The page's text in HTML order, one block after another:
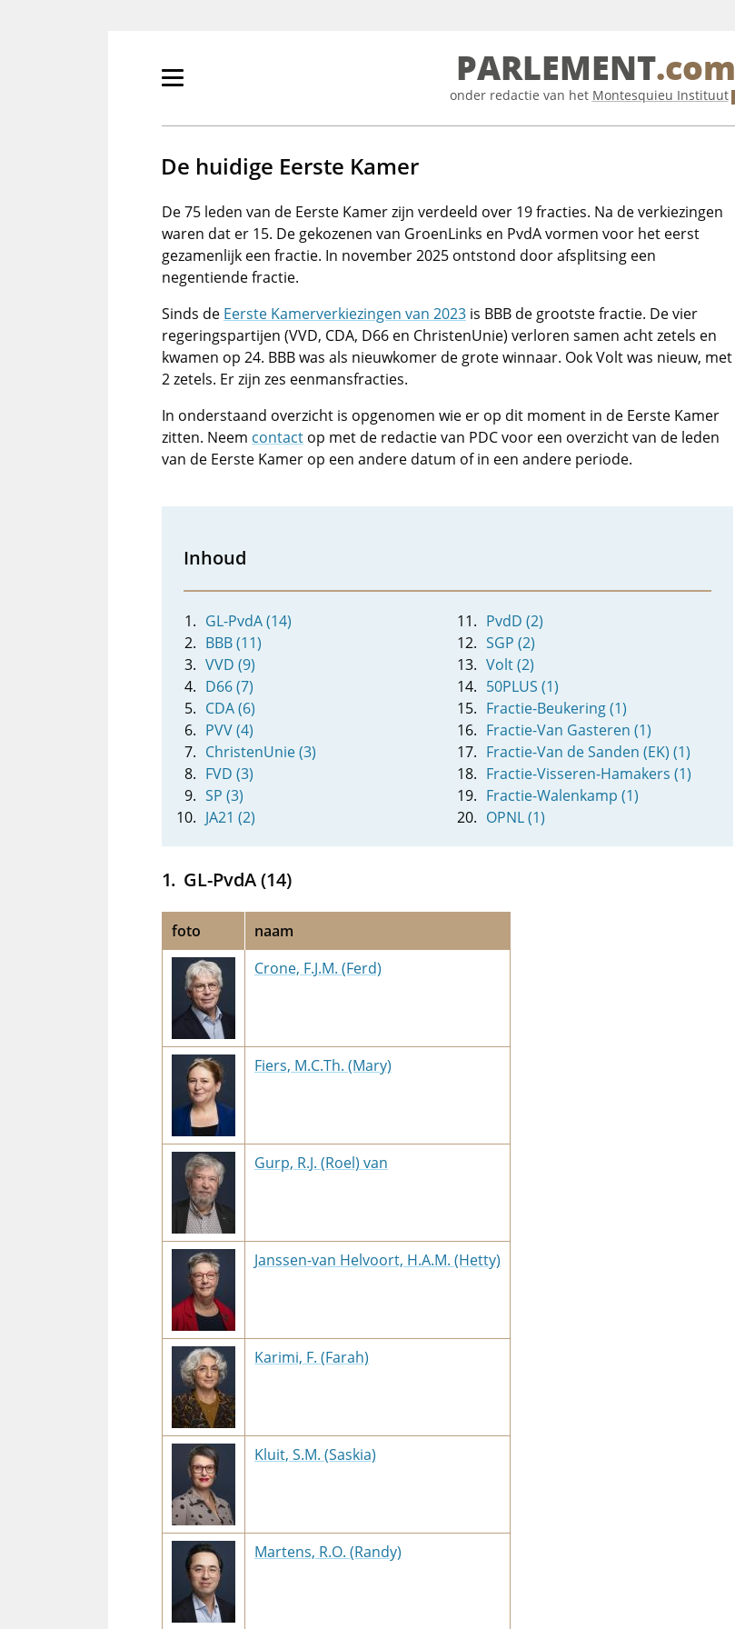
Primair
tonen/verbergen
PARLEMENT.com
onder redactie van het Montesquieu Instituut
De huidige Eerste Kamer
De 75 leden van de Eerste Kamer zijn verdeeld over 19 fracties. Na de verkiezingen
waren dat er 15. De gekozenen van GroenLinks en PvdA vormen voor het eerst
gezamenlijk een fractie. In november 2025 ontstond door afsplitsing een
negentiende fractie.
Sinds de Eerste Kamerverkiezingen van 2023 is BBB de grootste fractie. De vier
regeringspartijen (VVD, CDA, D66 en ChristenUnie) verloren samen acht zetels en
kwamen op 24. BBB was als nieuwkomer de grote winnaar. Ook Volt was nieuw, met
2 zetels. Er zijn zes eenmansfracties.
In onderstaand overzicht is opgenomen wie er op dit moment in de Eerste Kamer
zitten. Neem contact op met de redactie van PDC voor een overzicht van de leden
van de Eerste Kamer op een andere datum of in een andere periode.
Inhoud
GL-PvdA (14)
BBB (11)
VVD (9)
D66 (7)
CDA (6)
PVV (4)
ChristenUnie (3)
FVD (3)
SP (3)
JA21 (2)
PvdD (2)
SGP (2)
Volt (2)
50PLUS (1)
Fractie-Beukering (1)
Fractie-Van Gasteren (1)
Fractie-Van de Sanden (EK) (1)
Fractie-Visseren-Hamakers (1)
Fractie-Walenkamp (1)
OPNL (1)
GL-PvdA (14)
foto
naam
Crone, F.J.M. (Ferd)
Fiers, M.C.Th. (Mary)
Gurp, R.J. (Roel) van
Janssen-van Helvoort, H.A.M. (Hetty)
Karimi, F. (Farah)
Kluit, S.M. (Saskia)
Martens, R.O. (Randy)